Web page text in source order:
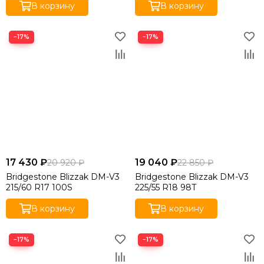
В корзину
В корзину
−17%
17 430 ₽20 920 ₽
Bridgestone Blizzak DM-V3
215/60 R17 100S
В корзину
−17%
19 040 ₽22 850 ₽
Bridgestone Blizzak DM-V3
225/55 R18 98T
В корзину
−17% −17%